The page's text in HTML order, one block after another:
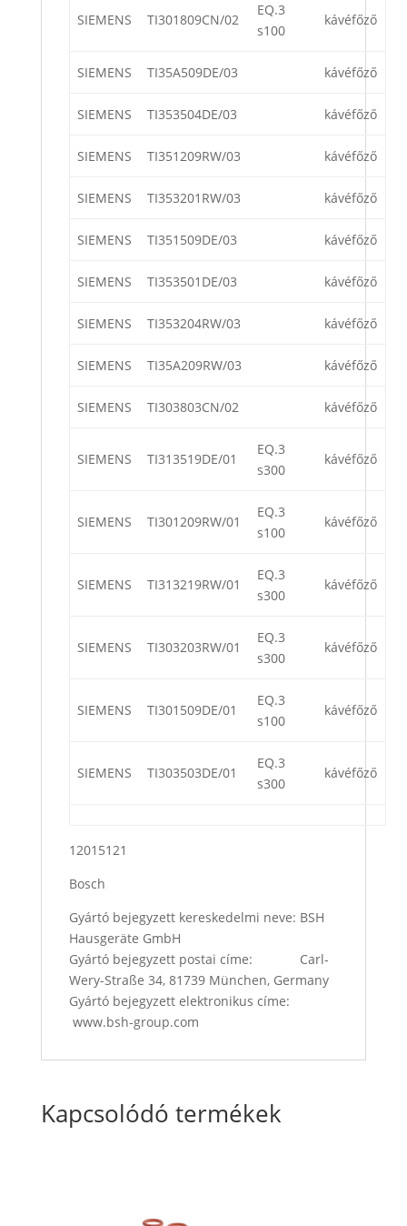
SIEMENS TI301809CN/02
EQ.3
s100
kávéfőző
SIEMENS TI35A509DE/03 kávéfőző
SIEMENS TI353504DE/03 kávéfőző
SIEMENS TI351209RW/03 kávéfőző
SIEMENS TI353201RW/03 kávéfőző
SIEMENS TI351509DE/03 kávéfőző
SIEMENS TI353501DE/03 kávéfőző
SIEMENS TI353204RW/03 kávéfőző
SIEMENS TI35A209RW/03 kávéfőző
SIEMENS TI303803CN/02 kávéfőző
SIEMENS TI313519DE/01
EQ.3
s300
kávéfőző
SIEMENS TI301209RW/01
EQ.3
s100
kávéfőző
SIEMENS TI313219RW/01
EQ.3
s300
kávéfőző
SIEMENS TI303203RW/01
EQ.3
s300
kávéfőző
SIEMENS TI301509DE/01
EQ.3
s100
kávéfőző
SIEMENS TI303503DE/01
EQ.3
s300
kávéfőző
12015121
Bosch
Gyártó bejegyzett kereskedelmi neve: BSH
Hausgeräte GmbH
Gyártó bejegyzett postai címe: Carl-
Wery-Straße 34, 81739 München, Germany
Gyártó bejegyzett elektronikus címe:
www.bsh-group.com
Kapcsolódó termékek